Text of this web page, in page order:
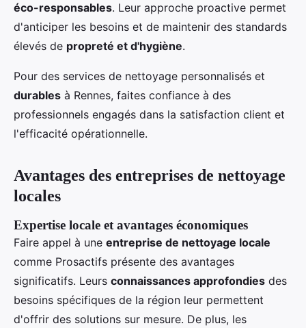
éco-responsables. Leur approche proactive permet
d'anticiper les besoins et de maintenir des standards
élevés de propreté et d'hygiène.
Pour des services de nettoyage personnalisés et
durables à Rennes, faites confiance à des
professionnels engagés dans la satisfaction client et
l'efficacité opérationnelle.
Avantages des entreprises de nettoyage
locales
Expertise locale et avantages économiques
Faire appel à une entreprise de nettoyage locale
comme Prosactifs présente des avantages
significatifs. Leurs connaissances approfondies des
besoins spécifiques de la région leur permettent
d'offrir des solutions sur mesure. De plus, les